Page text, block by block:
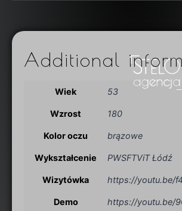
Additional
Wiek 53
Wzrost 180
Kolor oczu brązowe
Wykształcenie PWSFTViT Łódź
Wizytówka https://youtu.be/
Demo https://youtu.be/